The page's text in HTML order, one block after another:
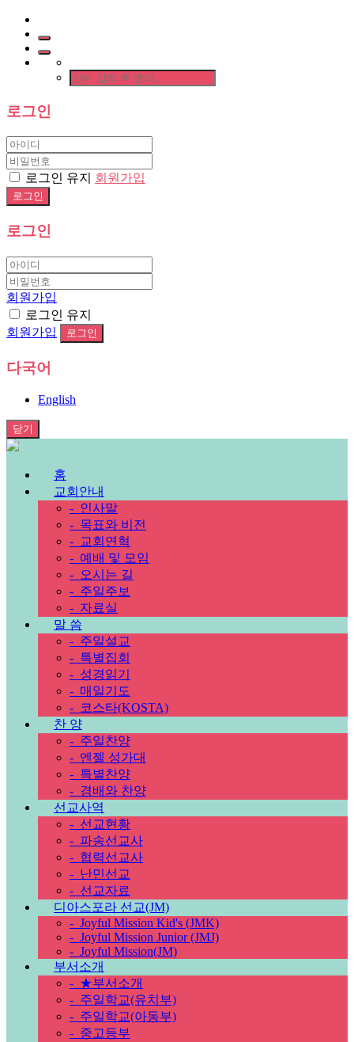
로그인
로그인 유지 회원가입
로그인
회원가입
로그인 유지
회원가입
다국어
English
닫기
홈
교회안내
- 인사말
- 목표와 비전
- 교회연혁
- 예배 및 모임
- 오시는 길
- 주일주보
- 자료실
말 씀
- 주일설교
- 특별집회
- 성경읽기
- 매일기도
- 코스타(KOSTA)
찬 양
- 주일찬양
- 엔젤 성가대
- 특별찬양
- 경배와 찬양
선교사역
- 선교현황
- 파송선교사
- 협력선교사
- 난민선교
- 선교자료
디아스포라 선교(JM)
- Joyful Mission Kid's (JMK)
- Joyful Mission Junior (JMJ)
- Joyful Mission(JM)
부서소개
- ★부서소개
- 주일학교(유치부)
- 주일학교(아동부)
- 중고등부